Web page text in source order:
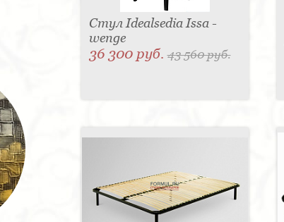
Стул Idealsedia Issa -
wenge
36 300 руб.43 560 руб.